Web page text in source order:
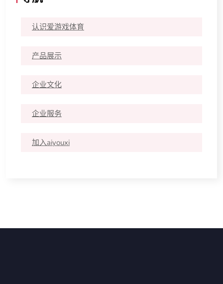
认识爱游戏体育
产品展示
企业文化
企业服务
加入aiyouxi